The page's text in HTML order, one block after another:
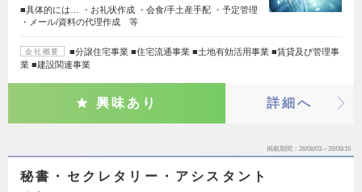
■具体的には… ・お礼状作成 ・会食/手土産手配 ・予定管理
・メール/資料の代理作成 等
会社概要
■分譲住宅事業 ■住宅流通事業 ■土地有効活用事業 ■賃貸及び管理事
業 ■建設関連事業
興味あり 詳細へ
掲載期間 26/08/03～26/08/16
秘書・セクレタリー・アシスタント